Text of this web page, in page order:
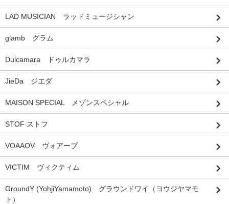
LAD MUSICIAN ラッドミュージシャン
glamb グラム
Dulcamara ドゥルカマラ
JieDa ジエダ
MAISON SPECIAL メゾンスペシャル
STOF ストフ
VOAAOV ヴォアーブ
VICTIM ヴィクティム
GroundY (YohjiYamamoto) グラウンドワイ（ヨウジヤマモ
ト）